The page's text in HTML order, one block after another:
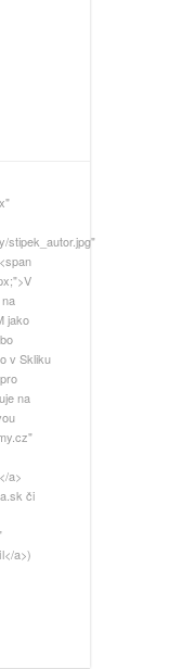
stipek_autor.jpg"
jako
v Skliku
na
a>
či
a>)